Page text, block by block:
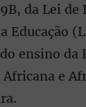
da Lei de
Educação
ensino da
Africana e